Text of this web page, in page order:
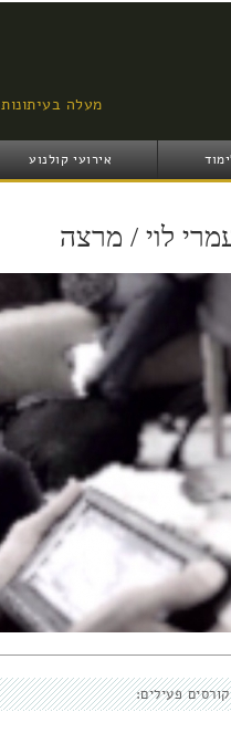
מעלה בעיתונות
אירועי קולנוע
לוי / מרצה
קורסים פעילים: